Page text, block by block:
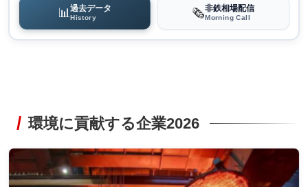
📊過去データ
History 🗞️非鉄相場配信
Morning Call
環境に貢献する企業2026